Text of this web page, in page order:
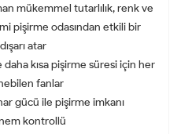
mükemmel tutarlılık, renk ve
pişirme odasından etkili bir
atar
kısa pişirme süresi için her
fanlar
gücü ile pişirme imkanı
kontrollü